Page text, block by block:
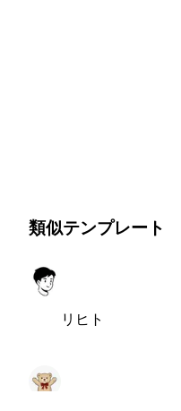
類似テンプレート
リヒト